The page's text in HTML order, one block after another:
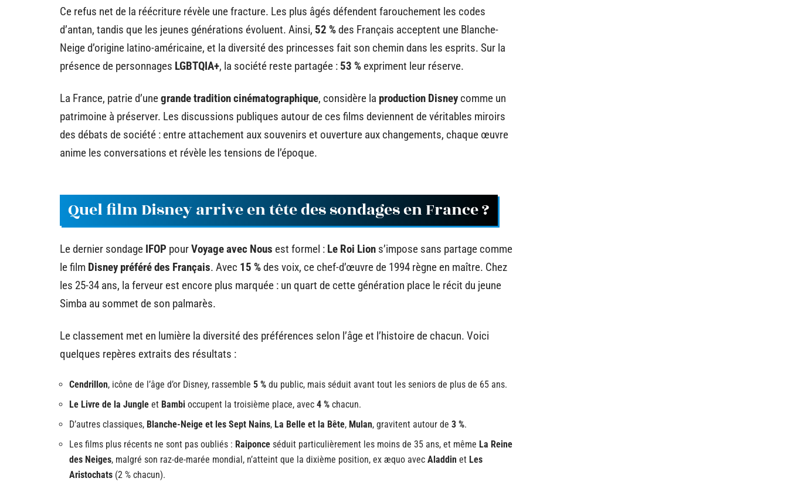
Ce refus net de la réécriture révèle une fracture. Les plus âgés défendent farouchement les codes
d’antan, tandis que les jeunes générations évoluent. Ainsi, 52 %des Français acceptent une Blanche-
Neige d’origine latino-américaine, et la diversité des princesses fait son chemin dans les esprits. Sur la
présence de personnages LGBTQIA+, la société reste partagée : 53 % expriment leur réserve.
La France, patrie d’unegrande tradition cinématographique, considère la production Disneycomme un
patrimoine à préserver. Les discussions publiques autour de ces films deviennent de véritables miroirs
des débats de société : entre attachement aux souvenirs et ouverture aux changements, chaque œuvre
anime les conversations et révèle les tensions de l’époque.
Quel film Disney arrive en tête des sondages en France ?
Le dernier sondage IFOP pourVoyage avec Nous est formel : Le Roi Lion s’impose sans partage comme
le film Disney préféré des Français. Avec 15 %des voix, ce chef-d’œuvre de 1994 règne en maître. Chez
les 25-34 ans, la ferveur est encore plus marquée : un quart de cette génération place le récit du jeune
Simba au sommet de son palmarès.
Le classement met en lumière la diversité des préférences selon l’âge et l’histoire de chacun. Voici
quelques repères extraits des résultats :
Cendrillon, icône de l’âge d’or Disney, rassemble 5 % du public, mais séduit avant tout les seniors de plus de 65 ans.
Le Livre de la Jungle et Bambi occupent la troisième place, avec 4 % chacun.
D’autres classiques, Blanche-Neige et les Sept Nains, La Belle et la Bête, Mulan, gravitent autour de 3 %.
Les films plus récents ne sont pas oubliés : Raiponce séduit particulièrement les moins de 35 ans, et même La Reine
des Neiges, malgré son raz-de-marée mondial, n’atteint que la dixième position, ex æquo avec Aladdin et Les
Aristochats (2 % chacun).